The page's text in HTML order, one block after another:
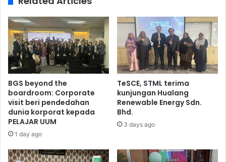
BGS beyond the
boardroom: Corporate
visit beri pendedahan
dunia korporat kepada
PELAJAR UUM
1 day ago
TeSCE, STML terima
kunjungan Hualang
Renewable Energy Sdn.
Bhd.
3 days ago